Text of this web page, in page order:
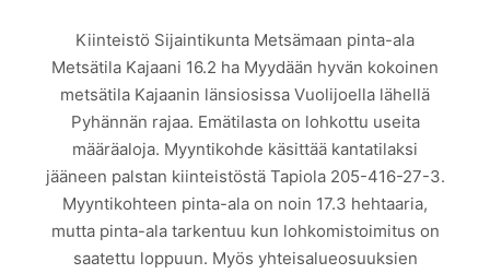
Kiinteistö Sijaintikunta Metsämaan pinta-ala
Metsätila Kajaani 16.2 ha Myydään hyvän kokoinen
metsätila Kajaanin länsiosissa Vuolijoella lähellä
Pyhännän rajaa. Emätilasta on lohkottu useita
määräaloja. Myyntikohde käsittää kantatilaksi
jääneen palstan kiinteistöstä Tapiola 205-416-27-3.
Myyntikohteen pinta-ala on noin 17.3 hehtaaria,
mutta pinta-ala tarkentuu kun lohkomistoimitus on
saatettu loppuun. Myös yhteisalueosuuksien